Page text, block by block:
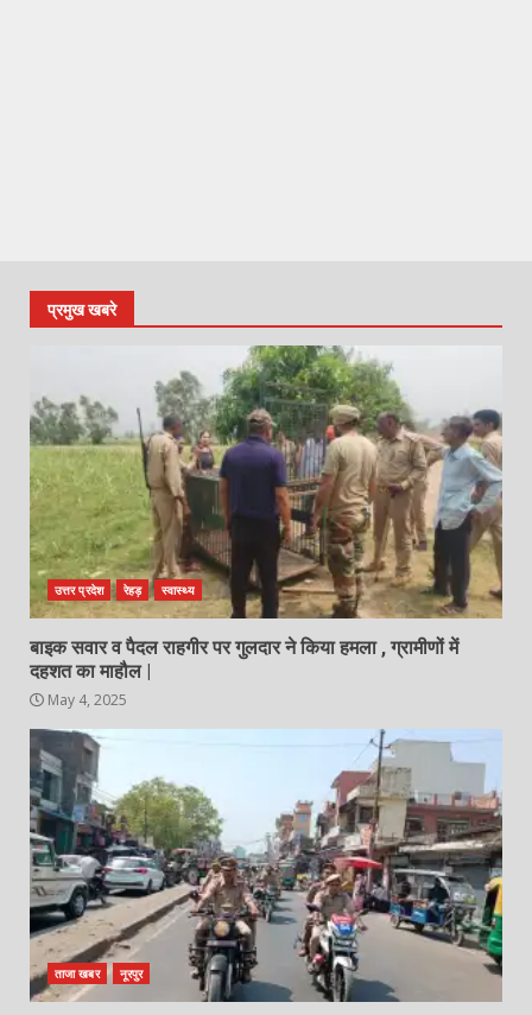
प्रमुख खबरे
उत्तर प्रदेश रेहड़ स्वास्थ्य
बाइक सवार व पैदल राहगीर पर गुलदार ने किया हमला , ग्रामीणों में
दहशत का माहौल |
May 4, 2025
ताजा खबर नूरपुर